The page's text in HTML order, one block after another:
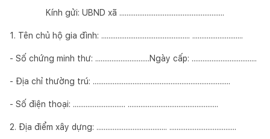
Kính gửi: UBND xã ..........................................................
1. Tên chủ hộ gia đình: ................................................. ............................
- Số chứng minh thư: ..............................Ngày cấp: ....................................
- Địa chỉ thường trú: ............................................................................
- Số điện thoại: ............................. ..................................................
2. Địa điểm xây dựng: ....................................... .....................................